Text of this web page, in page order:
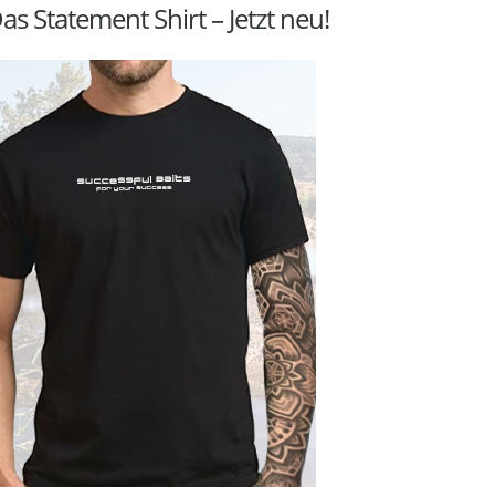
Statement Shirt – Jetzt neu!